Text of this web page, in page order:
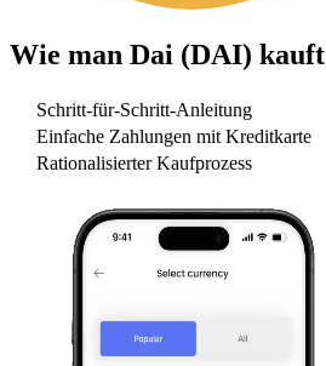
Wie man Dai (DAI) kauft
Schritt-für-Schritt-Anleitung
Einfache Zahlungen mit Kreditkarte
Rationalisierter Kaufprozess